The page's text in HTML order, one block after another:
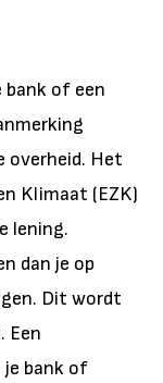
of een
overheid. Het
Klimaat (EZK)
lening.
dan je op
Dit wordt
Een
je bank of